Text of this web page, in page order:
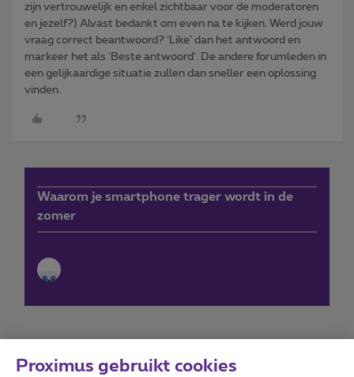
zijn vertrouwelijk en enkel zichtbaar voor de moderatoren
en jezelf?) Alvast bedankt om even na te kijken. Werd jouw
vraag correct beantwoord? ‘Like’ dan het antwoord en
markeer het als 'Beste antwoord'. De andere forumleden in
een gelijkaardige situatie zullen dan sneller een oplossing
vinden.
Waarom je smartphone trager wordt in de
zomer
Proximus gebruikt cookies